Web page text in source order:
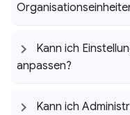
Kann ich
anpassen?
Kann ich